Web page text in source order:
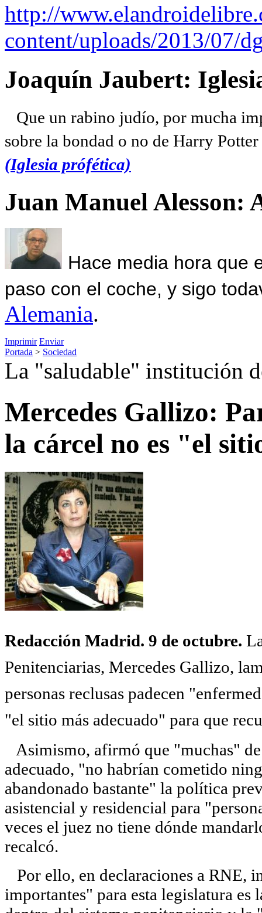
http://
content/uploads/2013/07/
Joaquín Jaubert:
Que un rabino judío, por mucha
sobre la bondad o no de Harry
(Iglesia prófética)
Juan Manuel Alesson:
Hace media hora que
paso con el coche, y sigo
Alemania.
Imprimir Enviar
Portada > Sociedad
La "saludable" institución
Mercedes Gallizo:
la cárcel no es "el
Redacción Madrid. 9 de octubre.
Penitenciarias, Mercedes Gallizo,
personas reclusas padecen
"el sitio más adecuado" para que
Asimismo, afirmó que "muchas"
adecuado, "no habrían cometido
abandonado bastante" la política
asistencial y residencial para
veces el juez no tiene dónde
recalcó.
Por ello, en declaraciones a RNE,
importantes" para esta legislatura